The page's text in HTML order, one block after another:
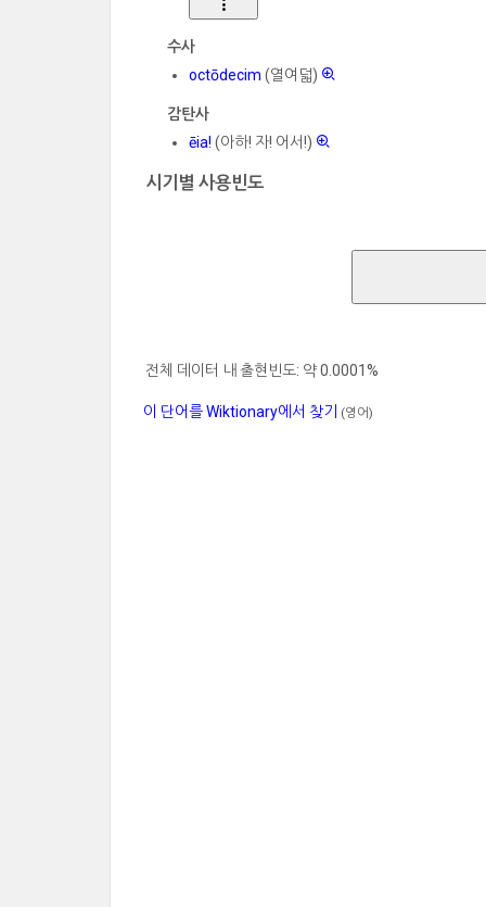
수사
octōdecim (열여덟)
감탄사
ēia! (아하! 자! 어서!)
시기별 사용빈도
전체 데이터 내 출현빈도: 약 0.0001%
이 단어를 Wiktionary에서 찾기 (영어)